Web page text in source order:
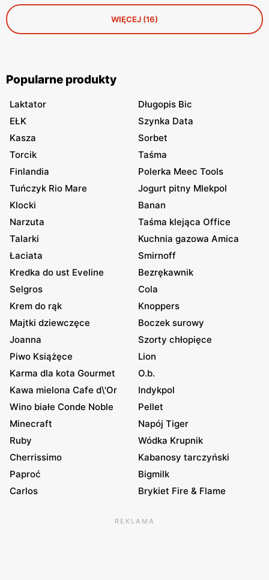
WIĘCEJ (16)
Popularne produkty
Laktator
Długopis Bic
EŁK
Szynka Data
Kasza
Sorbet
Torcik
Taśma
Finlandia
Polerka Meec Tools
Tuńczyk Rio Mare
Jogurt pitny Mlekpol
Klocki
Banan
Narzuta
Taśma klejąca Office
Talarki
Kuchnia gazowa Amica
Łaciata
Smirnoff
Kredka do ust Eveline
Bezrękawnik
Selgros
Cola
Krem do rąk
Knoppers
Majtki dziewczęce
Boczek surowy
Joanna
Szorty chłopięce
Piwo Książęce
Lion
Karma dla kota Gourmet
O.b.
Kawa mielona Cafe d\'Or
Indykpol
Wino białe Conde Noble
Pellet
Minecraft
Napój Tiger
Ruby
Wódka Krupnik
Cherrissimo
Kabanosy tarczyński
Paproć
Bigmilk
Carlos
Brykiet Fire & Flame
REKLAMA